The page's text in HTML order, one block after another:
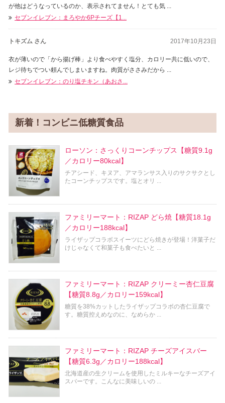
が他はどうなっているのか、表示されてません！とても気 ...
セブンイレブン：まろやか6Pチーズ【1...
2017年10月23日
トキズム さん
衣が薄いので「から揚げ棒」より食べやすく塩分、カロリー共に低いので、
レジ待ちでつい頼んでしまいますね。肉質がささみだから ...
セブンイレブン：のり塩チキン（あおさ...
新着！コンビニ低糖質食品
ローソン：さっくりコーンチップス【糖質9.1g
／カロリー80kcal】
チアシード、キヌア、アマランサス入りのサクサクとし
たコーンチップスです。塩とオリ ...
ファミリーマート：RIZAP どら焼【糖質18.1g
／カロリー188kcal】
ライザップコラボスイーツにどら焼きが登場！洋菓子だ
けじゃなくて和菓子も食べたいと ...
ファミリーマート：RIZAP クリーミー杏仁豆腐
【糖質8.8g／カロリー159kcal】
糖質を38%カットしたライザップコラボの杏仁豆腐で
す。糖質控えめなのに、なめらか ...
ファミリーマート：RIZAP チーズアイスバー
【糖質6.3g／カロリー188kcal】
北海道産の生クリームを使用したミルキーなチーズアイ
スバーです。こんなに美味しいの ...